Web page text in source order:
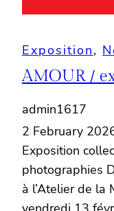
Exposition,
AMOUR /
admin1617
2 February
Exposition
photographies
à l’Atelier de la